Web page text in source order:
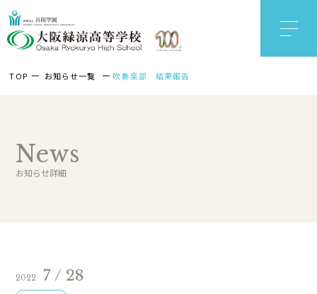
TOP お知らせ一覧 吹奏楽部 結果報告
News
お知らせ詳細
2022 7 / 28